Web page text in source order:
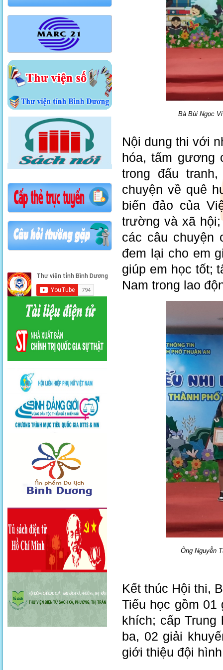
Bà Bùi Ngọc
Nội dung thi với
hóa, tấm gương
trong đấu
chuyện về quê
biển đảo của
trường và xã
các câu chuyện
đem lại cho em
giúp em học tốt;
Nam trong lao
Ông Nguyễn
Kết thúc Hội thi,
Tiểu học gồm
khích; cấp
ba, 02 giải
giới thiệu đội